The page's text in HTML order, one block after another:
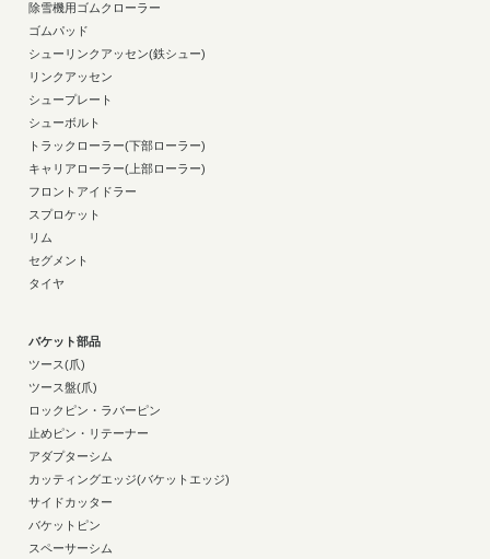
除雪機用ゴムクローラー
ゴムパッド
シューリンクアッセン(鉄シュー)
リンクアッセン
シュープレート
シューボルト
トラックローラー(下部ローラー)
キャリアローラー(上部ローラー)
フロントアイドラー
スプロケット
リム
セグメント
タイヤ
バケット部品
ツース(爪)
ツース盤(爪)
ロックピン・ラバーピン
止めピン・リテーナー
アダプターシム
カッティングエッジ(バケットエッジ)
サイドカッター
バケットピン
スペーサーシム